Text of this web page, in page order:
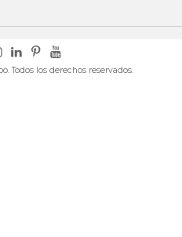
Todos los derechos reservados.